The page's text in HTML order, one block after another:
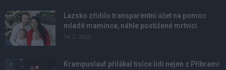
Lazsko zřídilo transparentní účet na pomoc
mladé mamince, náhle postižené mrtvicí
14. 2. 2023
Krampuslauf přilákal tisíce lidí nejen z Příbrami